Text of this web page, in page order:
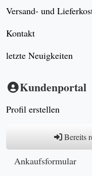
Versand- und
Kontakt
letzte Neuigkeiten
Kundenportal
Profil erstellen
Bereits
Ankaufsformular